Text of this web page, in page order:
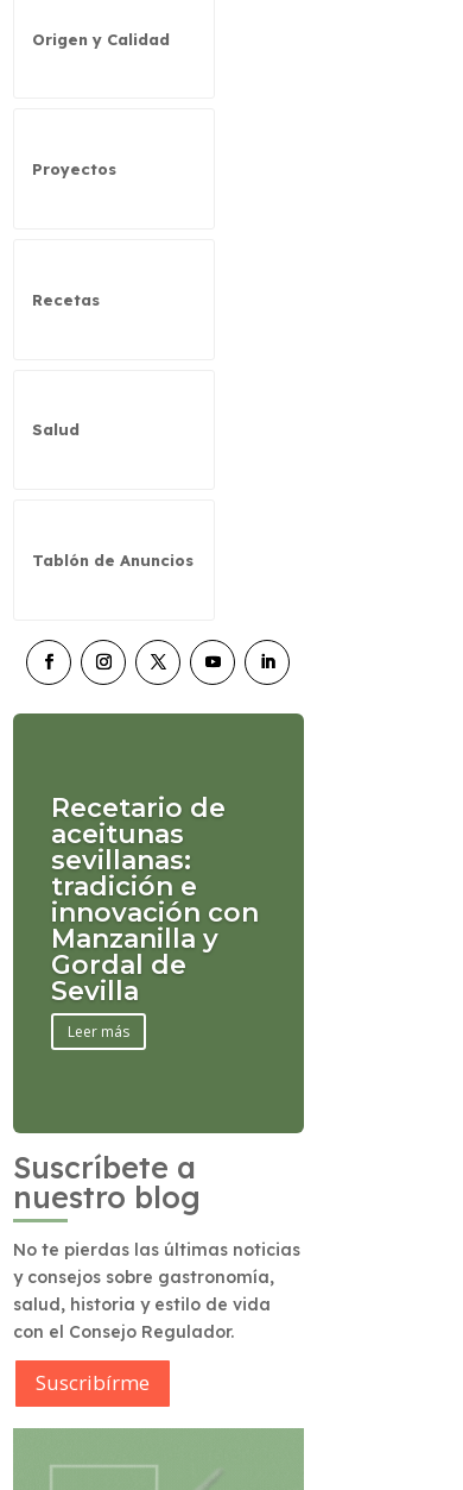
Origen y Calidad
Proyectos
Recetas
Salud
Tablón de Anuncios
Recetario de
aceitunas
sevillanas:
tradición e
innovación con
Manzanilla y
Gordal de
Sevilla
Leer más
Suscríbete a
nuestro blog
No te pierdas las últimas noticias
y consejos sobre gastronomía,
salud, historia y estilo de vida
con el Consejo Regulador.
Suscribírme